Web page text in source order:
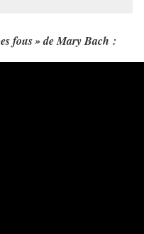
fous » de Mary Bach :